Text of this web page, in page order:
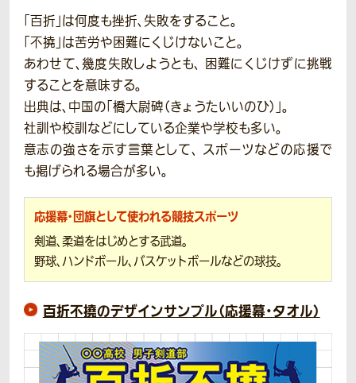
「百折」は何度も挫折、失敗をすること。
「不撓」は苦労や困難にくじけないこと。
あわせて、幾度失敗しようとも、 困難にくじけずに挑戦
することを意味する。
出典は、中国の「橋大尉碑（きょうたいいのひ）」。
社訓や校訓などにしている企業や学校も多い。
意志の強さを示す言葉として、 スポーツなどの応援で
も掲げられる場合が多い。
応援幕・団旗として使われる競技スポーツ
剣道、柔道をはじめとする武道。
野球、ハンドボール、バスケットボールなどの球技。
百折不撓のデザインサンプル（応援幕・タオル）